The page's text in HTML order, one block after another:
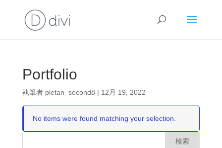
Portfolio
執筆者 pletan_second8 | 12月 19, 2022
No items were found matching your selection.
検索